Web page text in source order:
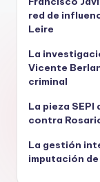
red de
Leire
La
Vicente
criminal
La pieza
contra
La gestión
imputación